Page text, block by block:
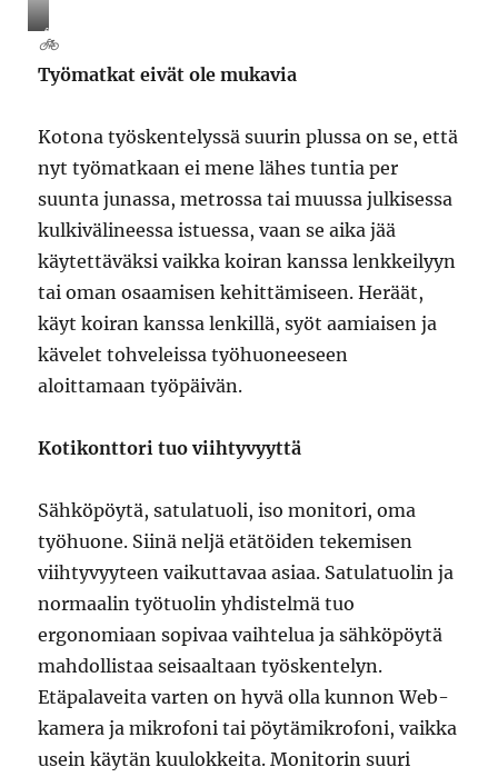
🚲
🚲
Työmatkat eivät ole mukavia
Kotona työskentelyssä suurin plussa on se, että
nyt työmatkaan ei mene lähes tuntia per
suunta junassa, metrossa tai muussa julkisessa
kulkivälineessa istuessa, vaan se aika jää
käytettäväksi vaikka koiran kanssa lenkkeilyyn
tai oman osaamisen kehittämiseen. Heräät,
käyt koiran kanssa lenkillä, syöt aamiaisen ja
kävelet tohveleissa työhuoneeseen
aloittamaan työpäivän.
Kotikonttori tuo viihtyvyyttä
Sähköpöytä, satulatuoli, iso monitori, oma
työhuone. Siinä neljä etätöiden tekemisen
viihtyvyyteen vaikuttavaa asiaa. Satulatuolin ja
normaalin työtuolin yhdistelmä tuo
ergonomiaan sopivaa vaihtelua ja sähköpöytä
mahdollistaa seisaaltaan työskentelyn.
Etäpalaveita varten on hyvä olla kunnon Web-
kamera ja mikrofoni tai pöytämikrofoni, vaikka
usein käytän kuulokkeita. Monitorin suuri